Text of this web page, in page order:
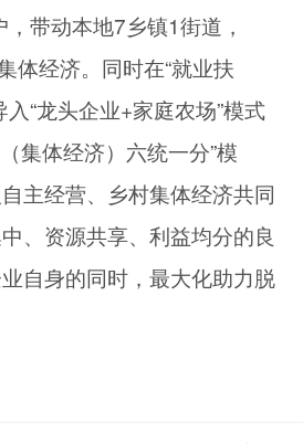
带动本地7乡镇1街道，
体经济。同时在“就业扶
“龙头企业+家庭农场”模式
集体经济）六统一分”模
主经营、乡村集体经济共同
、资源共享、利益均分的良
自身的同时，最大化助力脱